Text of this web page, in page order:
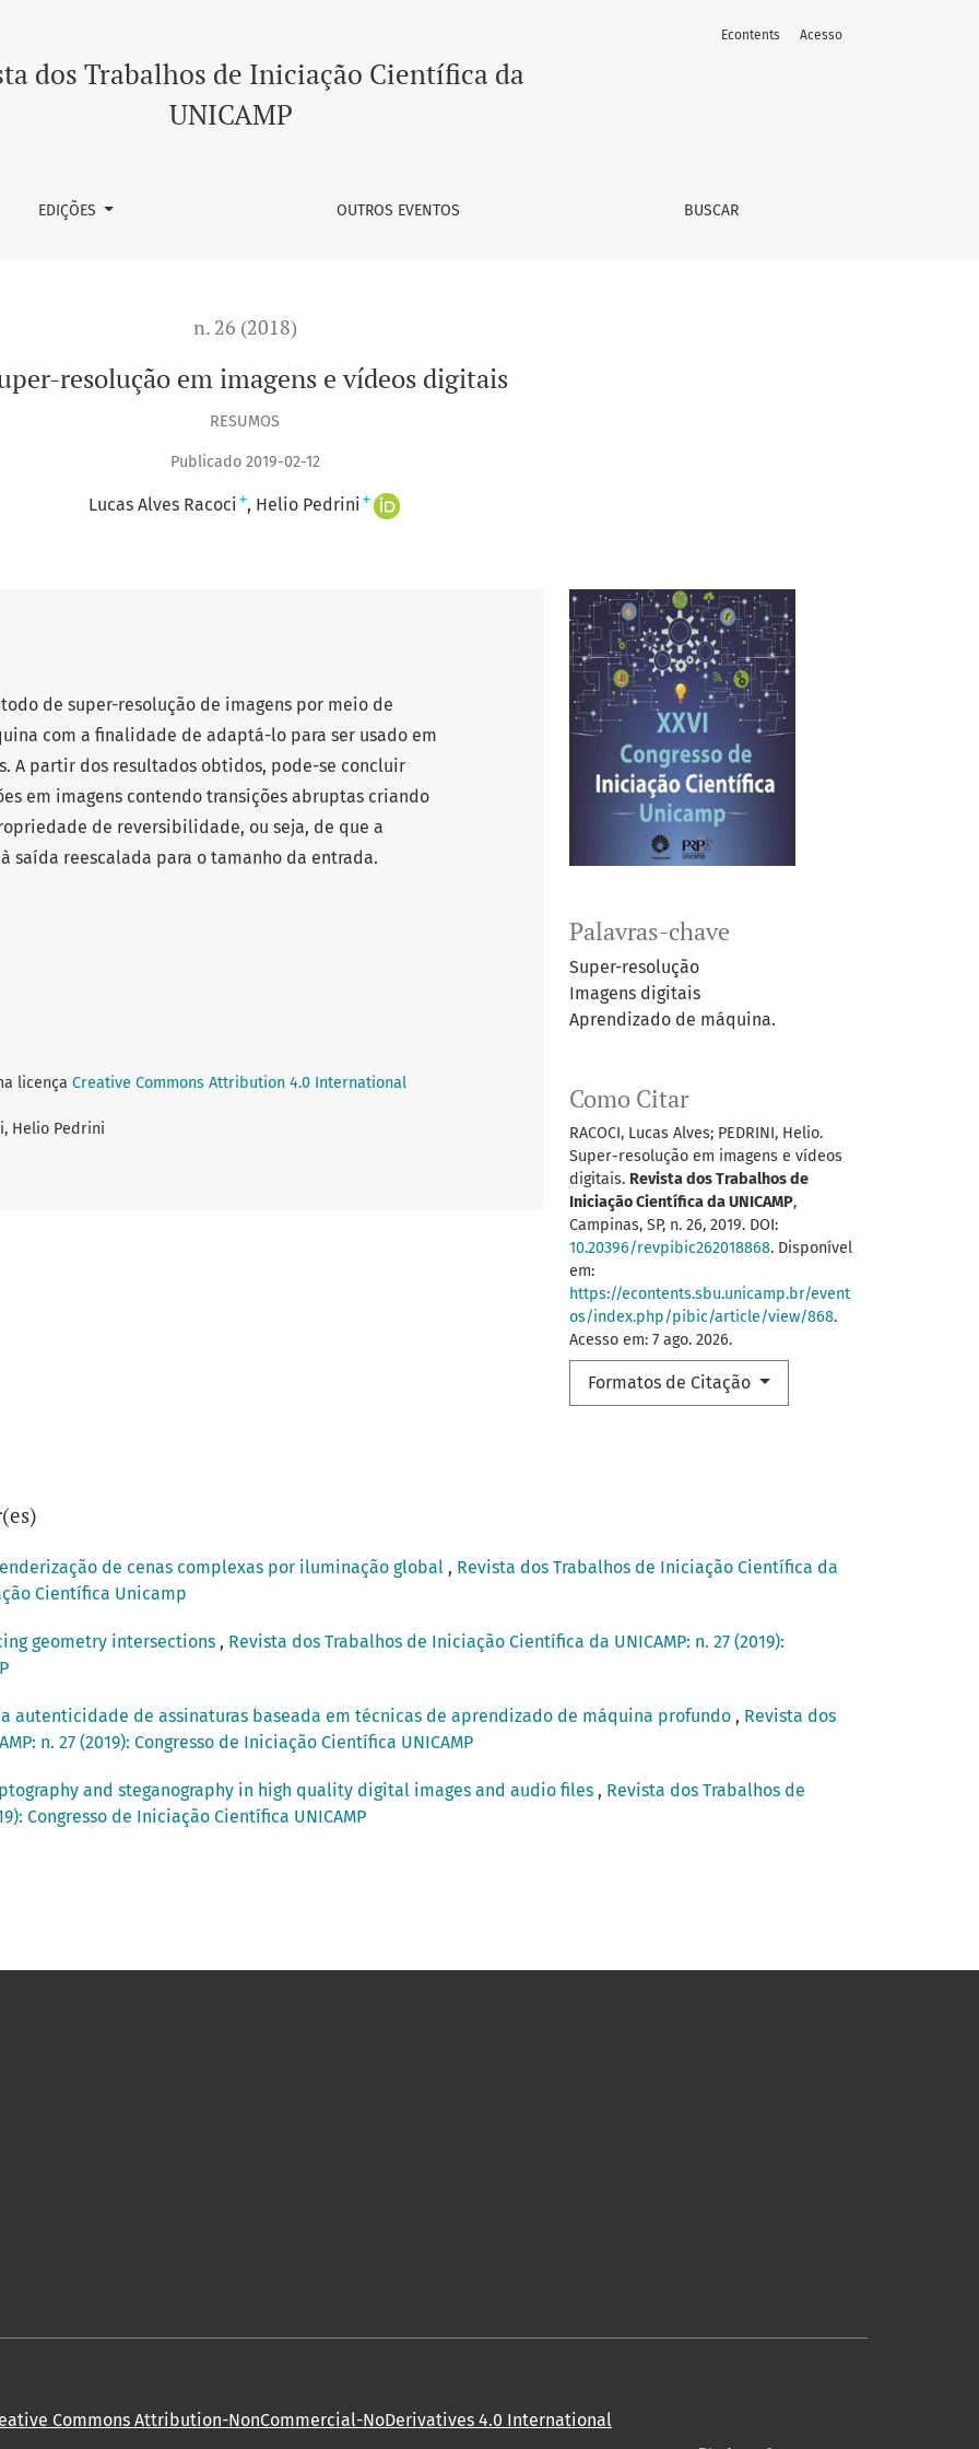
dos Trabalhos de Iniciação Científica da
UNICAMP
EDIÇÕES OUTROS EVENTOS BUSCAR
Econtents Acesso
n. 26 (2018)
resolução em imagens e vídeos digitais
RESUMOS
Publicado 2019-02-12
Lucas Alves Racoci + Helio Pedrini +
Palavras-chave
Super-resolução
Imagens digitais
Aprendizado de máquina.
Como Citar
RACOCI, Lucas Alves; PEDRINI, Helio.
Super-resolução em imagens e vídeos
digitais. Revista dos Trabalhos de
Iniciação Científica da UNICAMP,
Campinas, SP, n. 26, 2019. DOI:
10.20396/revpibic262018868. Disponível
em:
https://econtents.sbu.unicamp.br/event
os/index.php/pibic/article/view/868.
Acesso em: 7 ago. 2026.
Formatos de Citação
de super-resolução de imagens por meio de
com a finalidade de adaptá-lo para ser usado em
A partir dos resultados obtidos, pode-se concluir
em imagens contendo transições abruptas criando
de reversibilidade, ou seja, de que a
saída reescalada para o tamanho da entrada.
licença Creative Commons Attribution 4.0 International
Helio Pedrini
de cenas complexas por iluminação global , Revista dos Trabalhos de Iniciação Científica da
Científica Unicamp
geometry intersections , Revista dos Trabalhos de Iniciação Científica da UNICAMP: n. 27 (2019):
autenticidade de assinaturas baseada em técnicas de aprendizado de máquina profundo , Revista dos
n. 27 (2019): Congresso de Iniciação Científica UNICAMP
and steganography in high quality digital images and audio files , Revista dos Trabalhos de
Congresso de Iniciação Científica UNICAMP
Commons Attribution-NonCommercial-NoDerivatives 4.0 International